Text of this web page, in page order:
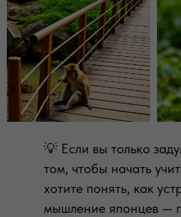
💡 Если вы только
том, чтобы начать
хотите понять, как
мышление японцев —